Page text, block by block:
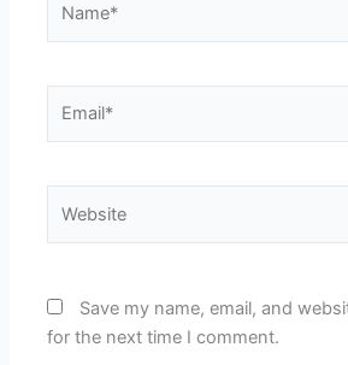
Save my name, email, and
for the next time I comment.